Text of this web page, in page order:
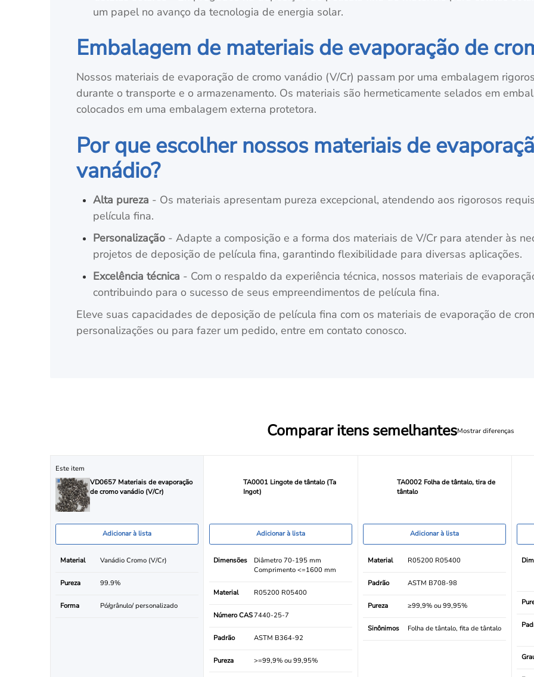
um papel no avanço da tecnologia de energia solar.
Embalagem de materiais de evaporação de
Nossos materiais de evaporação de cromo vanádio (V/Cr) passam por uma embalagem
durante o transporte e o armazenamento. Os materiais são hermeticamente selados em
colocados em uma embalagem externa protetora.
Por que escolher nossos materiais de
vanádio?
Alta pureza - Os materiais apresentam pureza excepcional, atendendo aos rigorosos
película fina.
Personalização - Adapte a composição e a forma dos materiais de V/Cr para atender às
projetos de deposição de película fina, garantindo flexibilidade para diversas aplicações.
Excelência técnica - Com o respaldo da experiência técnica, nossos materiais de
contribuindo para o sucesso de seus empreendimentos de película fina.
Eleve suas capacidades de deposição de película fina com os materiais de evaporação de
personalizações ou para fazer um pedido, entre em contato conosco.
Comparar itens semelhantesMostrar diferenças
Este item
VD0657 Materiais de evaporação
de cromo vanádio (V/Cr)
Adicionar à lista
Material Vanádio Cromo (V/Cr)
Pureza 99.9%
Forma Pó/grânulo/ personalizado
TA0001 Lingote de tântalo (Ta
Ingot)
Adicionar à lista
Dimensões
Diâmetro 70-195 mm
Comprimento <=1600 mm
Material R05200 R05400
Número CAS7440-25-7
Padrão ASTM B364-92
Pureza >=99,9% ou 99,95%
TA0002 Folha de tântalo, tira de
tântalo
Adicionar à lista
Material R05200 R05400
Padrão ASTM B708-98
Pureza ≥99,9% ou 99,95%
Sinônimos Folha de tântalo, fita de tântalo